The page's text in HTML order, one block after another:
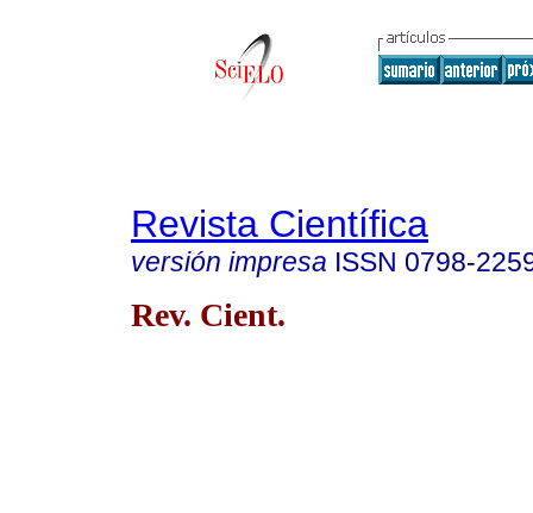
Revista Científica
versión impresa ISSN 0798-
Rev. Cient.